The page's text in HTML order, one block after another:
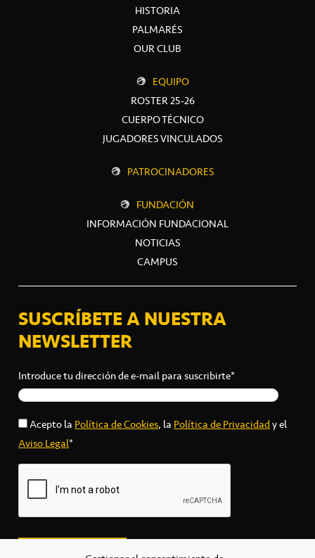
HISTORIA
PALMARÉS
OUR CLUB
EQUIPO
ROSTER 25-26
CUERPO TÉCNICO
JUGADORES VINCULADOS
PATROCINADORES
FUNDACIÓN
INFORMACIÓN FUNDACIONAL
NOTICIAS
CAMPUS
SUSCRÍBETE A NUESTRA
NEWSLETTER
Introduce tu dirección de e-mail para suscribirte*
Acepto la Política de Cookies, la Política de Privacidady el
Aviso Legal*